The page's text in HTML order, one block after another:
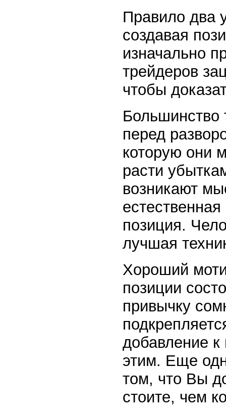
Правило два
создавая
изначально
трейдеров
чтобы
Большинство
перед
которую они
расти
возникают
позиция.
лучшая
Хороший
позиции
привычку
добавление к
этим. Еще
том, что Вы
стоите, чем